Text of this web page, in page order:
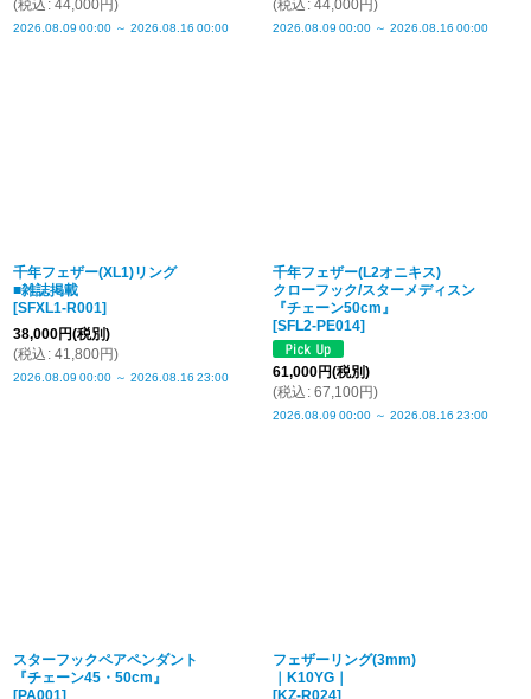
(税込 : 44,000円 )
2026.08.09 00:00 ～ 2026.08.16 00:00
(税込 : 44,000円 )
2026.08.09 00:00 ～ 2026.08.16 00:00
千年フェザー(XL1)リング
■雑誌掲載
[SFXL1-R001]
38,000円(税別)
(税込 : 41,800円)
2026.08.09 00:00 ～ 2026.08.16 23:00
千年フェザー(L2オニキス)
クローフック/スターメディスン
『チェーン50cm』
[SFL2-PE014]
61,000円(税別)
(税込 : 67,100円)
2026.08.09 00:00 ～ 2026.08.16 23:00
スターフックペアペンダント
『チェーン45・50cm』
[PA001]
フェザーリング(3mm)
｜K10YG｜
[KZ-R024]